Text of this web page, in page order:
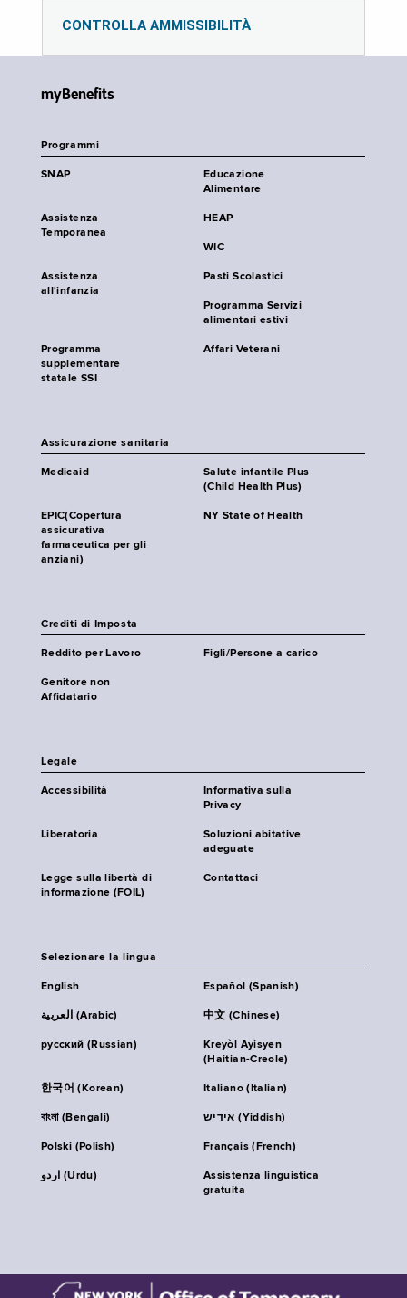
CONTROLLA AMMISSIBILITÀ
myBenefits
Programmi
SNAP
Educazione
Alimentare
Assistenza
Temporanea
HEAP
WIC
Assistenza
all'infanzia
Pasti Scolastici
Programma Servizi
alimentari estivi
Programma
supplementare
statale SSI
Affari Veterani
Assicurazione sanitaria
Medicaid
Salute infantile Plus
(Child Health Plus)
EPIC(Copertura
assicurativa
farmaceutica per gli
anziani)
NY State of Health
Crediti di Imposta
Reddito per Lavoro Figli/Persone a carico
Genitore non
Affidatario
Legale
Accessibilità
Informativa sulla
Privacy
Liberatoria
Soluzioni abitative
adeguate
Legge sulla libertà di
informazione (FOIL)
Contattaci
Selezionare la lingua
English Español (Spanish)
العربية (Arabic) 中文 (Chinese)
русский (Russian)
Kreyòl Ayisyen
(Haitian-Creole)
한국어 (Korean) Italiano (Italian)
বাংলা (Bengali) אידיש (Yiddish)
Polski (Polish) Français (French)
اردو (Urdu)
Assistenza linguistica
gratuita